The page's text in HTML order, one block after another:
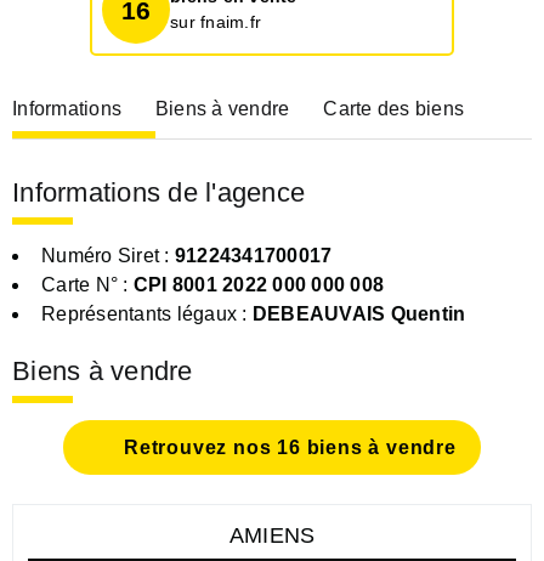
16
sur fnaim.fr
Informations Biens à vendre Carte des biens
Informations de l'agence
Numéro Siret : 91224341700017
Carte N° : CPI 8001 2022 000 000 008
Représentants légaux : DEBEAUVAIS Quentin
Biens à vendre
Retrouvez nos 16 biens à vendre
AMIENS